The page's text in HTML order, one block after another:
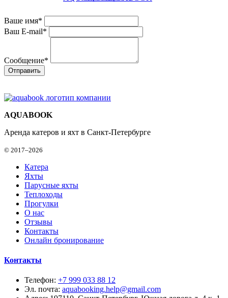
Ваше имя*
Ваш E-mail*
Сообщение*
AQUABOOK
Аренда катеров и яхт в Санкт-Петербурге
© 2017–2026
Катера
Яхты
Парусные яхты
Теплоходы
Прогулки
О нас
Отзывы
Контакты
Онлайн бронирование
Контакты
Телефон: +7 999 033 88 12
Эл. почта: aquabooking.help@gmail.com